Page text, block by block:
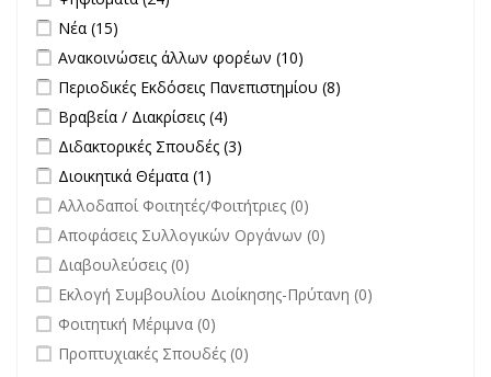
Apply Νέα filter
Νέα (15)
Apply Ανακοινώσεις άλλων φορέων filter
Ανακοινώσεις άλλων φορέων (10)
Apply Περιοδικές Εκδόσεις Πανεπιστημίου filter
Περιοδικές Εκδόσεις Πανεπιστημίου (8)
Apply Βραβεία / Διακρίσεις filter
Βραβεία / Διακρίσεις (4)
Apply Διδακτορικές Σπουδές filter
Διδακτορικές Σπουδές (3)
Apply Διοικητικά Θέματα filter
Διοικητικά Θέματα (1)
undefined
Αλλοδαποί Φοιτητές/Φοιτήτριες (0)
undefined
Αποφάσεις Συλλογικών Οργάνων (0)
undefined
Διαβουλεύσεις (0)
undefined
Εκλογή Συμβουλίου Διοίκησης-Πρύτανη (0)
undefined
Φοιτητική Μέριμνα (0)
undefined
Προπτυχιακές Σπουδές (0)